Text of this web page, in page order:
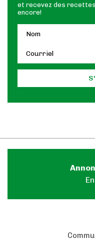
et recevez des
encore!